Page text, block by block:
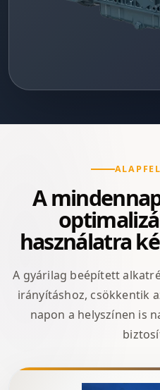
A
használatra
A gyárilag beépített
irányításhoz, csökkentik
napon a helyszínen is